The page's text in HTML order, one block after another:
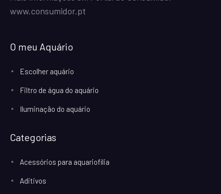
www.consumidor.pt
O meu Aquário
Escolher aquário
Filtro de água do aquário
Iluminação do aquário
Categorias
Acessórios para aquariofilia
Aditivos